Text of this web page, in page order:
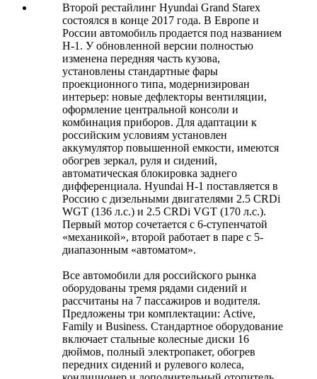
Второй рестайлинг Hyundai Grand Starex
состоялся в конце 2017 года. В Европе и
России автомобиль продается под названием
H-1. У обновленной версии полностью
изменена передняя часть кузова,
установлены стандартные фары
проекционного типа, модернизирован
интерьер: новые дефлекторы вентиляции,
оформление центральной консоли и
комбинация приборов. Для адаптации к
российским условиям установлен
аккумулятор повышенной емкости, имеются
обогрев зеркал, руля и сидений,
автоматическая блокировка заднего
дифференциала. Hyundai H-1 поставляется в
Россию с дизельными двигателями 2.5 CRDi
WGT (136 л.с.) и 2.5 CRDi VGT (170 л.с.).
Первый мотор сочетается с 6-ступенчатой
«механикой», второй работает в паре с 5-
диапазонным «автоматом».
Все автомобили для российского рынка
оборудованы тремя рядами сидений и
рассчитаны на 7 пассажиров и водителя.
Предложены три комплектации: Active,
Family и Business. Стандартное оборудование
включает стальные колесные диски 16
дюймов, полный электропакет, обогрев
передних сидений и рулевого колеса,